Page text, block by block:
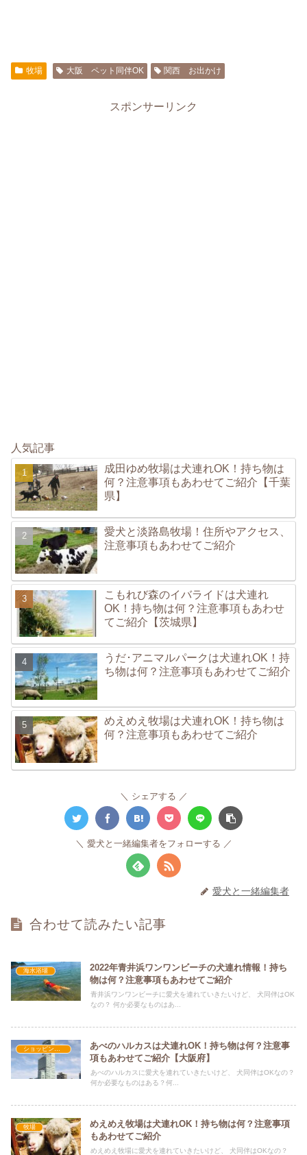
牧場 大阪 ペット同伴OK 関西 お出かけ
スポンサーリンク
人気記事
成田ゆめ牧場は犬連れOK！持ち物は
何？注意事項もあわせてご紹介【千葉
県】
愛犬と淡路島牧場！住所やアクセス、
注意事項もあわせてご紹介
こもれび森のイバライドは犬連れ
OK！持ち物は何？注意事項もあわせ
てご紹介【茨城県】
うだ･アニマルパークは犬連れOK！持
ち物は何？注意事項もあわせてご紹介
めえめえ牧場は犬連れOK！持ち物は
何？注意事項もあわせてご紹介
シェアする
愛犬と一緒編集者をフォローする
愛犬と一緒編集者
合わせて読みたい記事
海水浴場
2022年青井浜ワンワンビーチの犬連れ情報！持ち
物は何？注意事項もあわせてご紹介
青井浜ワンワンビーチに愛犬を連れていきたいけど、 犬同伴はOK
なの？ 何か必要なものはあ...
あべのハルカスは犬連れOK！持ち物は何？注意事
項もあわせてご紹介【大阪府】
あべのハルカスに愛犬を連れていきたいけど、 犬同伴はOKなの？
何か必要なものはある？何...
牧場
めえめえ牧場は犬連れOK！持ち物は何？注意事項
もあわせてご紹介
めえめえ牧場に愛犬を連れていきたいけど、 犬同伴はOKなの？